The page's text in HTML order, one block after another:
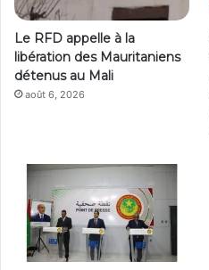
Le RFD appelle à la
libération des Mauritaniens
détenus au Mali
août 6, 2026